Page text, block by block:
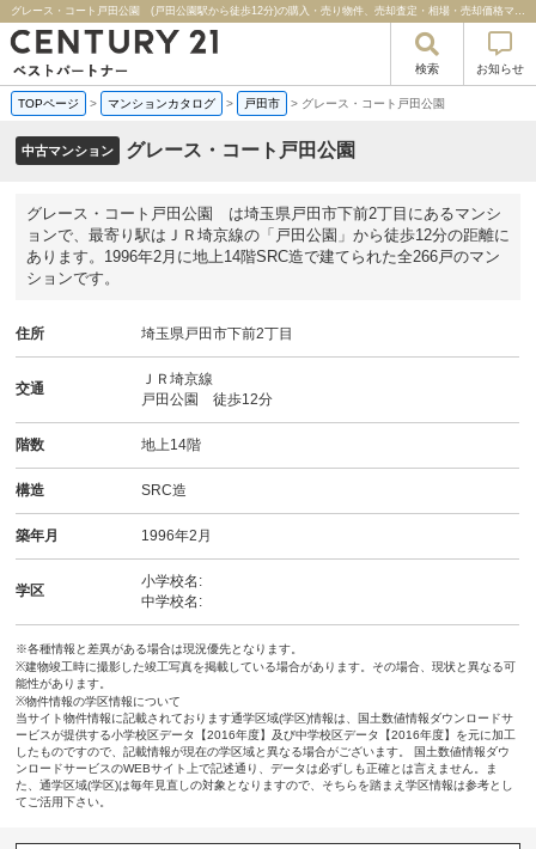
グレース・コート戸田公園 (戸田公園駅から徒歩12分)の購入・売り物件、売却査定・相場・売却価格マンション情報｜センチュリー２１ベストパートナー
検索 お知らせ
TOPページ > マンションカタログ > 戸田市 > グレース・コート戸田公園
中古マンション グレース・コート戸田公園
グレース・コート戸田公園 は埼玉県戸田市下前2丁目にあるマンシ
ョンで、最寄り駅はＪＲ埼京線の「戸田公園」から徒歩12分の距離に
あります。1996年2月に地上14階SRC造で建てられた全266戸のマン
ションです。
住所 埼玉県戸田市下前2丁目
交通
ＪＲ埼京線
戸田公園 徒歩12分
階数 地上14階
構造 SRC造
築年月 1996年2月
学区
小学校名:
中学校名:
※各種情報と差異がある場合は現況優先となります。
※建物竣工時に撮影した竣工写真を掲載している場合があります。その場合、現状と異なる可
能性があります。
※物件情報の学区情報について
当サイト物件情報に記載されております通学区域(学区)情報は、国土数値情報ダウンロードサ
ービスが提供する小学校区データ【2016年度】及び中学校区データ【2016年度】を元に加工
したものですので、記載情報が現在の学区域と異なる場合がございます。 国土数値情報ダウ
ンロードサービスのWEBサイト上で記述通り、データは必ずしも正確とは言えません。ま
た、通学区域(学区)は毎年見直しの対象となりますので、そちらを踏まえ学区情報は参考とし
てご活用下さい。